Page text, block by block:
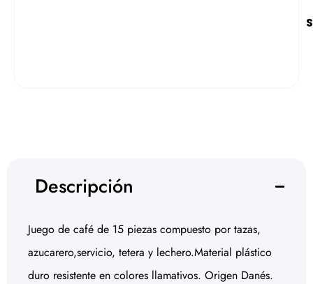
Descripción
Juego de café de 15 piezas compuesto por tazas,
azucarero,servicio, tetera y lechero.Material plástico
duro resistente en colores llamativos. Origen Danés.